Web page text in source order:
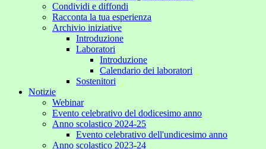
Condividi e diffondi
Racconta la tua esperienza
Archivio iniziative
Introduzione
Laboratori
Introduzione
Calendario dei laboratori
Sostenitori
Notizie
Webinar
Evento celebrativo del dodicesimo anno
Anno scolastico 2024-25
Evento celebrativo dell'undicesimo anno
Anno scolastico 2023-24